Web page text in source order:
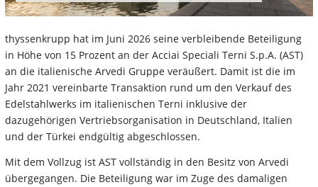
thyssenkrupp hat im Juni 2026 seine verbleibende Beteiligung
in Höhe von 15 Prozent an der Acciai Speciali Terni S.p.A. (AST)
an die italienische Arvedi Gruppe veräußert. Damit ist die im
Jahr 2021 vereinbarte Transaktion rund um den Verkauf des
Edelstahlwerks im italienischen Terni inklusive der
dazugehörigen Vertriebsorganisation in Deutschland, Italien
und der Türkei endgültig abgeschlossen.
Mit dem Vollzug ist AST vollständig in den Besitz von Arvedi
übergegangen. Die Beteiligung war im Zuge des damaligen